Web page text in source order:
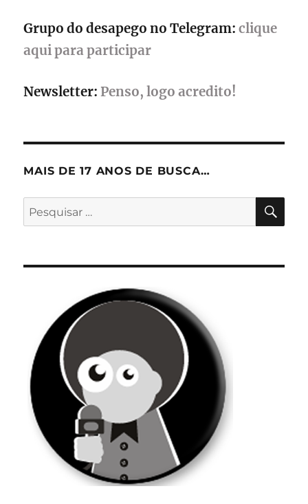
Grupo do desapego no Telegram: clique
aqui para participar
Newsletter: Penso, logo acredito!
MAIS DE 17 ANOS DE BUSCA…
Pesquisar
por: